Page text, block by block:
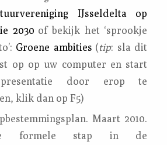
IJsseldelta op
2030 of bekijk het ‘sprookje
Groene ambities (tip: sla dit
op op uw computer en start
door erop te
klik dan op F5)
Maart 2010.
formele stap in de